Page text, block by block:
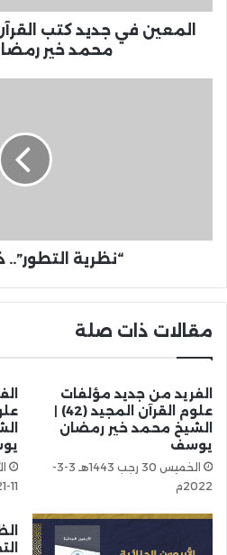
محمد خير
“نظرية التطور”..
مقالات ذات صلة
الفريد من جديد مؤلفات
علوم القرآن المجيد (42) |
الشيخ محمد خير رمضان
يوسف
الخميس 30 رجب 1443هـ 3-3-
2022م
11-2021م